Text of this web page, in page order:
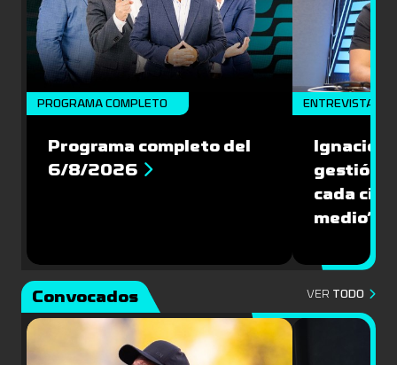
PROGRAMA COMPLETO
Programa completo del
6/8/2026
ENTREVISTA
Ignacio
gestión
cada
medio”
Convocados VER TODO